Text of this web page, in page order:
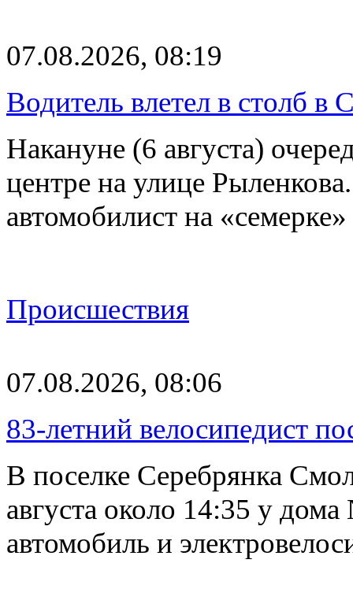
07.08.2026, 08:19
Водитель влетел в столб в
Накануне (6 августа)
центре на улице
автомобилист на
Происшествия
07.08.2026, 08:06
83-летний велосипедист
В поселке Серебрянка
августа около 14:35 у
автомобиль и